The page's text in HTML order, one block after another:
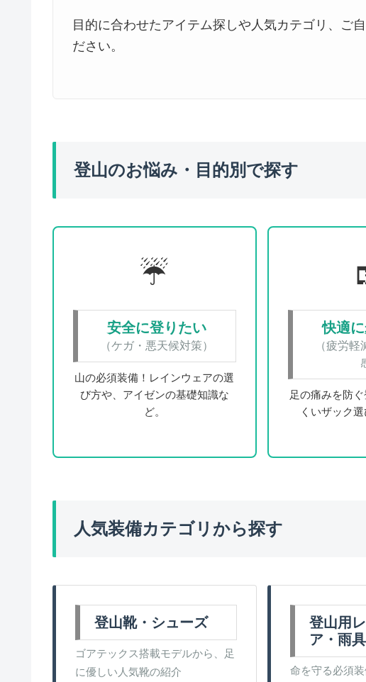
目的に合わせたアイテム探しや人気カテゴリ、ご
ださい。
登山のお悩み・目的別で探す
☔
安全に登りたい
（ケガ・悪天候対策）
山の必須装備！レインウェアの選
び方や、アイゼンの基礎知識な
ど。
快適
（疲労軽
足の痛みを防
くいザック選
人気装備カテゴリから探す
登山靴・シューズ
ゴアテックス搭載モデルから、足
に優しい人気靴の紹介
登山用
ア・雨具
命を守る必須